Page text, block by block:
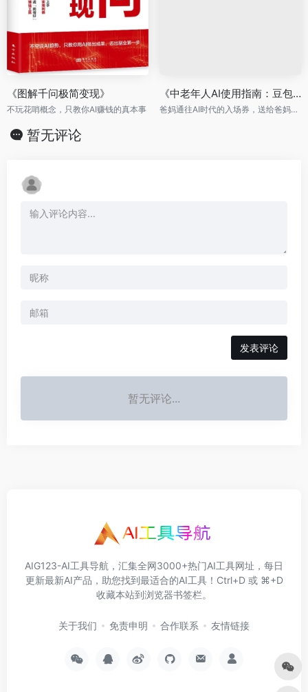
《图解千问极简变现》
不玩花哨概念，只教你AI赚钱的真本事
《中老年人AI使用指南：豆包+千问+DeepSeek+即梦+剪映五合一实操手册》
爸妈通往AI时代的入场券，送给爸妈，让他们跟上这个时代
暂无评论
发表评论
暂无评论...
AIG123-AI工具导航，汇集全网3000+热门AI工具网址，每日
更新最新AI产品，助您找到最适合的AI工具！Ctrl+D 或 ⌘+D
收藏本站到浏览器书签栏。
关于我们 免责申明 合作联系 友情链接